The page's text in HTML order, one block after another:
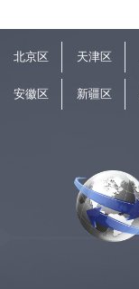
安徽区 新疆区
北京区 天津区